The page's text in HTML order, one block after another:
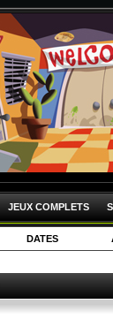
JEUX COMPLETS
DATES